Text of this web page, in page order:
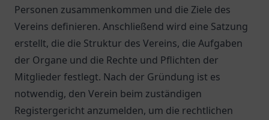
Personen zusammenkommen und die Ziele des
Vereins definieren. Anschließend wird eine Satzung
erstellt, die die Struktur des Vereins, die Aufgaben
der Organe und die Rechte und Pflichten der
Mitglieder festlegt. Nach der Gründung ist es
notwendig, den Verein beim zuständigen
Registergericht anzumelden, um die rechtlichen